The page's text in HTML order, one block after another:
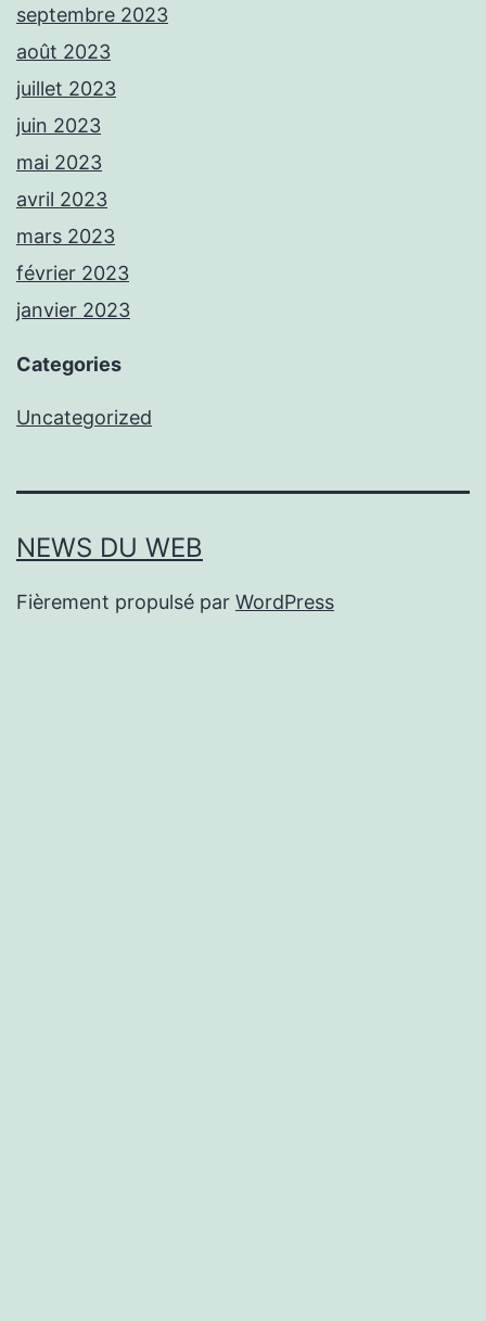
septembre 2023
août 2023
juillet 2023
juin 2023
mai 2023
avril 2023
mars 2023
février 2023
janvier 2023
Categories
Uncategorized
NEWS DU WEB
Fièrement propulsé par WordPress